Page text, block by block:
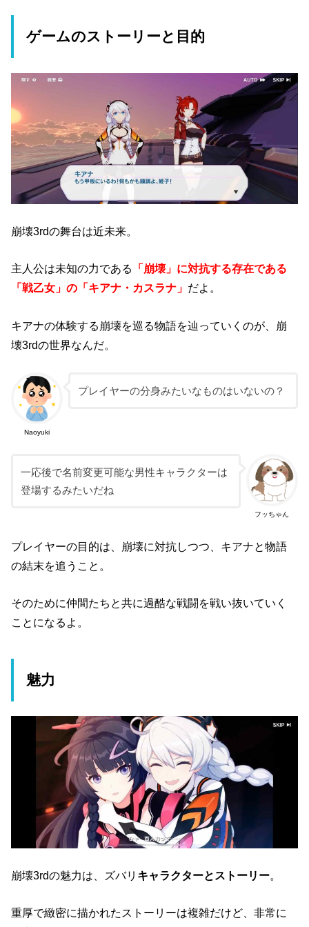
ゲームのストーリーと目的
崩壊3rdの舞台は近未来。
主人公は未知の力である
「崩壊」に対抗する存在である
「戦乙女」の「キアナ・カスラナ」 だよ。
キアナの体験する崩壊を巡る物語を辿っていくのが、崩
壊3rdの世界なんだ。
Naoyuki
プレイヤーの分身みたいなものはいないの？
フッちゃん
一応後で名前変更可能な男性キャラクターは
登場するみたいだね
プレイヤーの目的は、崩壊に対抗しつつ、キアナと物語
の結末を追うこと。
そのために仲間たちと共に過酷な戦闘を戦い抜いていく
ことになるよ。
魅力
崩壊3rdの魅力は、ズバリ キャラクターとストーリー。
重厚で緻密に描かれたストーリーは複雑だけど、非常に